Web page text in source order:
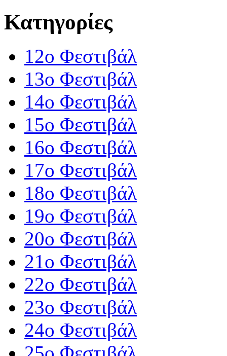
Κατηγορίες
12o Φεστιβάλ
13ο Φεστιβάλ
14ο Φεστιβάλ
15ο Φεστιβάλ
16ο Φεστιβάλ
17ο Φεστιβάλ
18ο Φεστιβάλ
19ο Φεστιβάλ
20ο Φεστιβάλ
21ο Φεστιβάλ
22ο Φεστιβάλ
23ο Φεστιβάλ
24ο Φεστιβάλ